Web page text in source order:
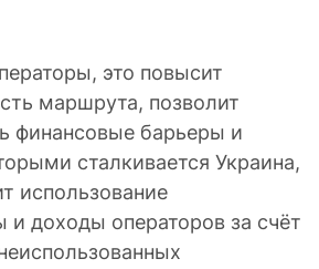
это повысит
маршрута, позволит
финансовые барьеры и
сталкивается Украина,
использование
и доходы операторов за счёт